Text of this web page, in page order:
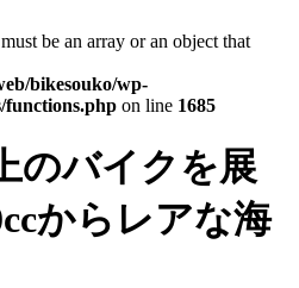
be an array or an object that
bikesouko/wp-
functions.php on line 1685
のバイクを展
からレアな海